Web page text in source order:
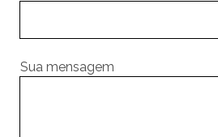
Sua mensagem